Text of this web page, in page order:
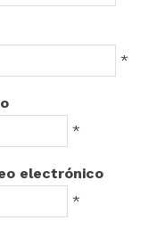
*
*
electrónico
*